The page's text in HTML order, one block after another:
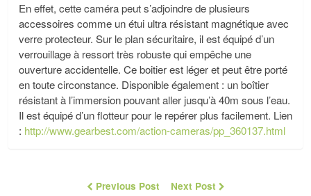
En effet, cette caméra peut s’adjoindre de plusieurs
accessoires comme un étui ultra résistant magnétique avec
verre protecteur. Sur le plan sécuritaire, il est équipé d’un
verrouillage à ressort très robuste qui empêche une
ouverture accidentelle. Ce boitier est léger et peut être porté
en toute circonstance. Disponible également : un boîtier
résistant à l’immersion pouvant aller jusqu’à 40m sous l’eau.
Il est équipé d’un flotteur pour le repérer plus facilement. Lien
: http://www.gearbest.com/action-cameras/pp_360137.html
Previous Post Next Post